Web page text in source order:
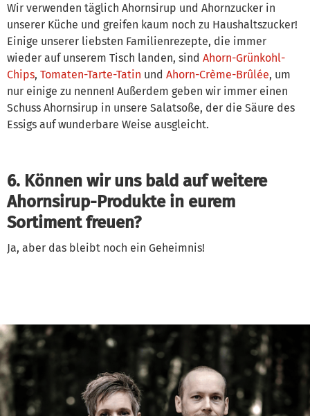
Wir verwenden täglich Ahornsirup und Ahornzucker in
unserer Küche und greifen kaum noch zu Haushaltszucker!
Einige unserer liebsten Familienrezepte, die immer
wieder auf unserem Tisch landen, sind Ahorn-Grünkohl-
Chips, Tomaten-Tarte-Tatin und Ahorn-Crème-Brûlée, um
nur einige zu nennen! Außerdem geben wir immer einen
Schuss Ahornsirup in unsere Salatsoße, der die Säure des
Essigs auf wunderbare Weise ausgleicht.
6. Können wir uns bald auf weitere
Ahornsirup-Produkte in eurem
Sortiment freuen?
Ja, aber das bleibt noch ein Geheimnis!